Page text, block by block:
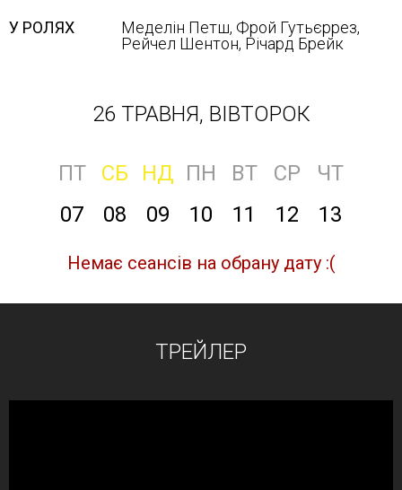
У РОЛЯХ
Меделін Петш, Фрой Гутьєррез,
Рейчел Шентон, Річард Брейк
26 ТРАВНЯ, ВІВТОРОК
ПТ СБ НД ПН ВТ СР
ЧТ
07
08 09 10 11 12 13
Немає сеансів на обрану дату :(
ТРЕЙЛЕР